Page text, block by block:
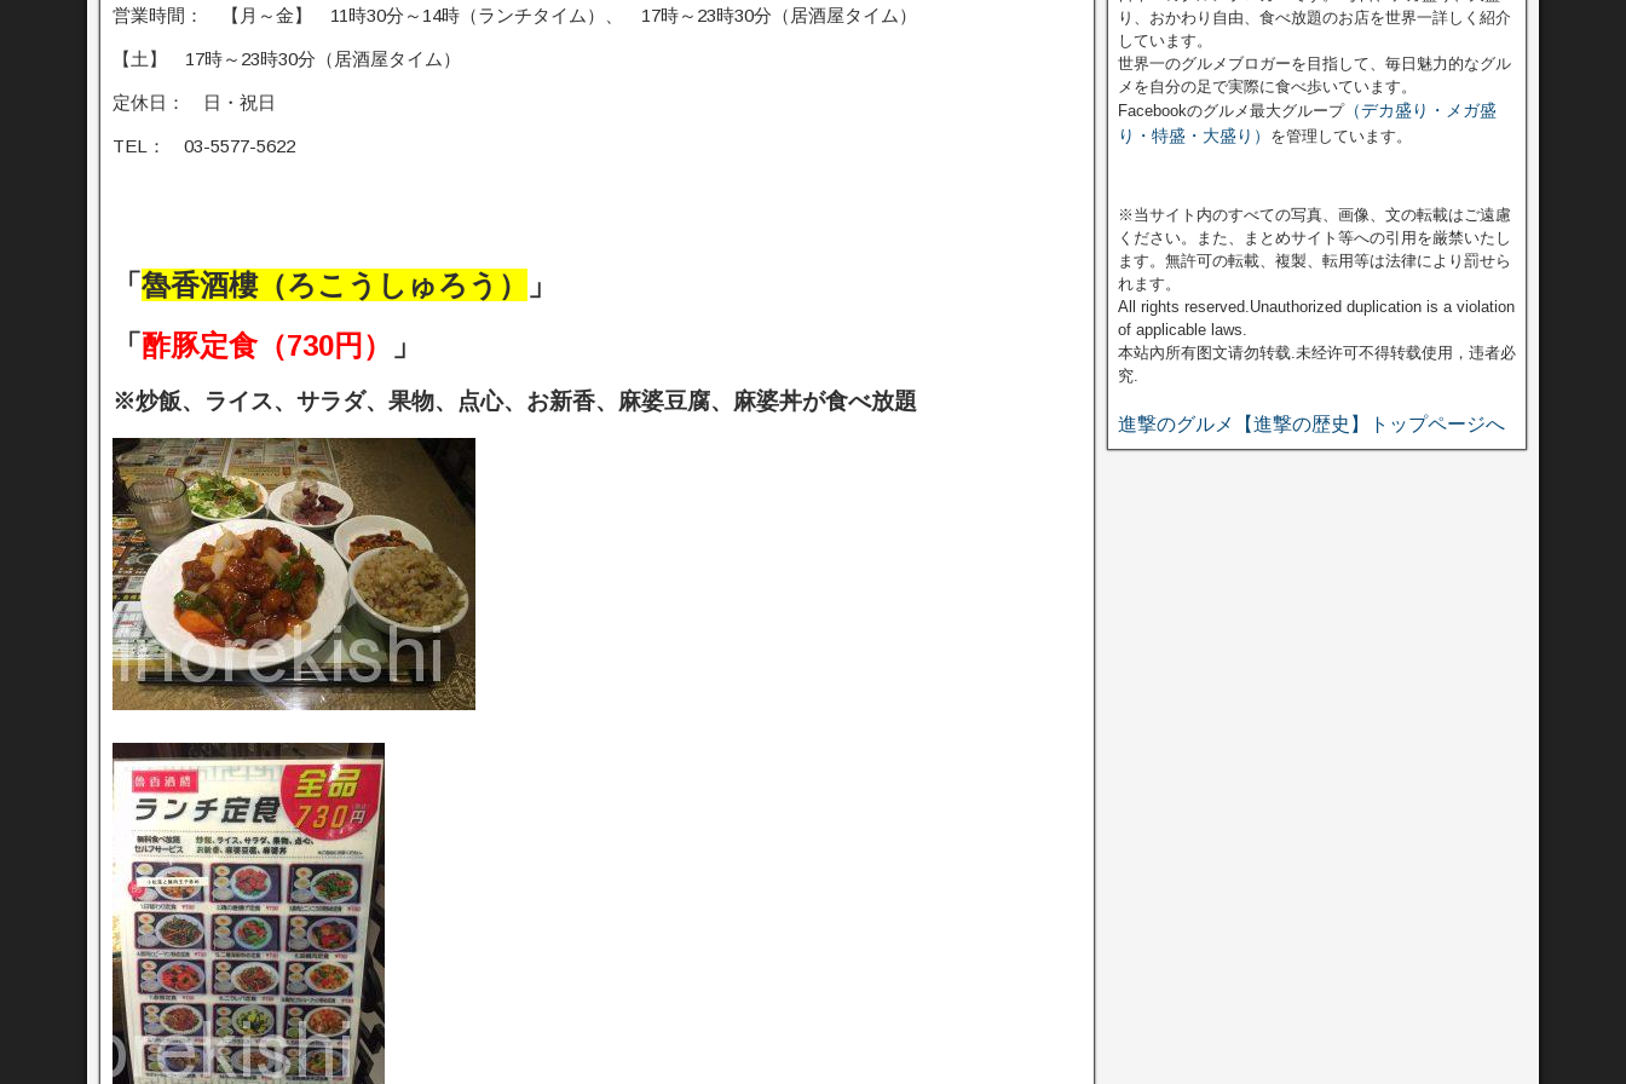
営業時間： 【月～金】 11時30分～14時（ランチタイム）、 17時～23時30分（居酒屋タイム）
【土】 17時～23時30分（居酒屋タイム）
定休日： 日・祝日
TEL： 03-5577-5622
「 魯香酒樓（ろこうしゅろう）
」
「 酢豚定食（730円） 」
※炒飯、ライス、サラダ、果物、点心、お新香、麻婆豆腐、麻婆丼が食べ放題
り、おかわり自由、食べ放題のお店を世界一詳しく紹介
しています。
世界一のグルメブロガーを目指して、毎日魅力的なグル
メを自分の足で実際に食べ歩いています。
Facebookのグルメ最大グループ（デカ盛り・メガ盛
り・特盛・大盛り） を管理しています。
※当サイト内のすべての写真、画像、文の転載はご遠慮
ください。また、まとめサイト等への引用を厳禁いたし
ます。無許可の転載、複製、転用等は法律により罰せら
れます。
All rights reserved.Unauthorized duplication is a violation
of applicable laws.
本站內所有图文请勿转载.未经许可不得转载使用，违者必
究.
進撃のグルメ【進撃の歴史】トップページへ